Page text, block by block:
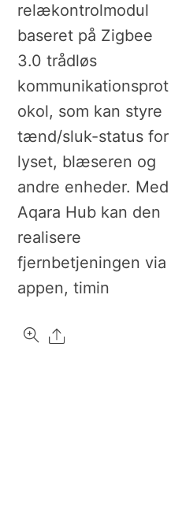
relækontrolmodul
baseret på Zigbee
3.0 trådløs
kommunikationsprot
okol, som kan styre
tænd/sluk-status for
lyset, blæseren og
andre enheder. Med
Aqara Hub kan den
realisere
fjernbetjeningen via
appen, timin
Share